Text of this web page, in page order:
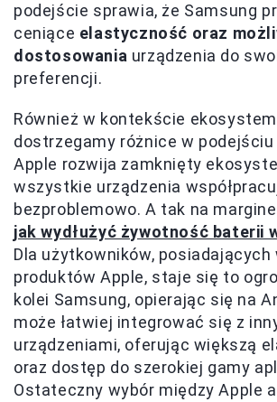
podejście sprawia, że Samsung
ceniące elastyczność oraz
dostosowania urządzenia do
preferencji.
Również w kontekście
dostrzegamy różnice w podejściu
Apple rozwija zamknięty
wszystkie urządzenia
bezproblemowo. A tak na
jak wydłużyć żywotność baterii
Dla użytkowników, posiadających
produktów Apple, staje się to
kolei Samsung, opierając się na
może łatwiej integrować się z
urządzeniami, oferując większą
oraz dostęp do szerokiej gamy
Ostateczny wybór między Apple